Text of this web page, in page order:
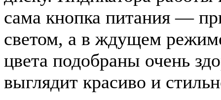
сама кнопка питания —
светом, а в ждущем
цвета подобраны очень
выглядит красиво и